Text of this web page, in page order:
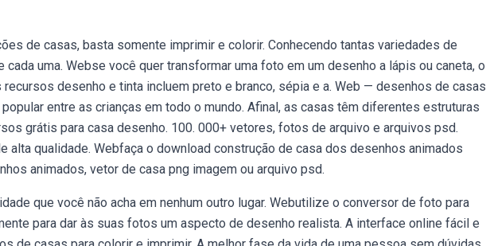
de casas, basta somente imprimir e colorir. Conhecendo tantas variedades de
uma. Webse você quer transformar uma foto em um desenho a lápis ou caneta, o
desenho e tinta incluem preto e branco, sépia e a. Web — desenhos de casas
entre as crianças em todo o mundo. Afinal, as casas têm diferentes estruturas
grátis para casa desenho. 100. 000+ vetores, fotos de arquivo e arquivos psd.
alta qualidade. Webfaça o download construção de casa dos desenhos animados
animados, vetor de casa png imagem ou arquivo psd.
que você não acha em nenhum outro lugar. Webutilize o conversor de foto para
para dar às suas fotos um aspecto de desenho realista. A interface online fácil e